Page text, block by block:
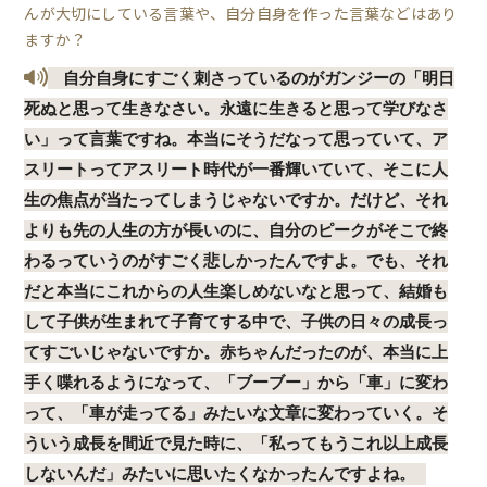
んが大切にしている言葉や、自分自身を作った言葉などはあり
ますか？
自分自身にすごく刺さっているのがガンジーの「明日
死ぬと思って生きなさい。永遠に生きると思って学びなさ
い」って言葉ですね。本当にそうだなって思っていて、ア
スリートってアスリート時代が一番輝いていて、そこに人
生の焦点が当たってしまうじゃないですか。だけど、それ
よりも先の人生の方が長いのに、自分のピークがそこで終
わるっていうのがすごく悲しかったんですよ。でも、それ
だと本当にこれからの人生楽しめないなと思って、結婚も
して子供が生まれて子育てする中で、子供の日々の成長っ
てすごいじゃないですか。赤ちゃんだったのが、本当に上
手く喋れるようになって、「ブーブー」から「車」に変わ
って、「車が走ってる」みたいな文章に変わっていく。そ
ういう成長を間近で見た時に、「私ってもうこれ以上成長
しないんだ」みたいに思いたくなかったんですよね。